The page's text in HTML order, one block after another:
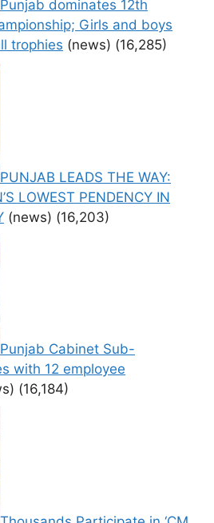
Punjab dominates 12th
Girls and boys
trophies (news) (16,285)
PUNJAB LEADS THE WAY:
LOWEST PENDENCY IN
(news) (16,203)
Punjab Cabinet Sub-
with 12 employee
(16,184)